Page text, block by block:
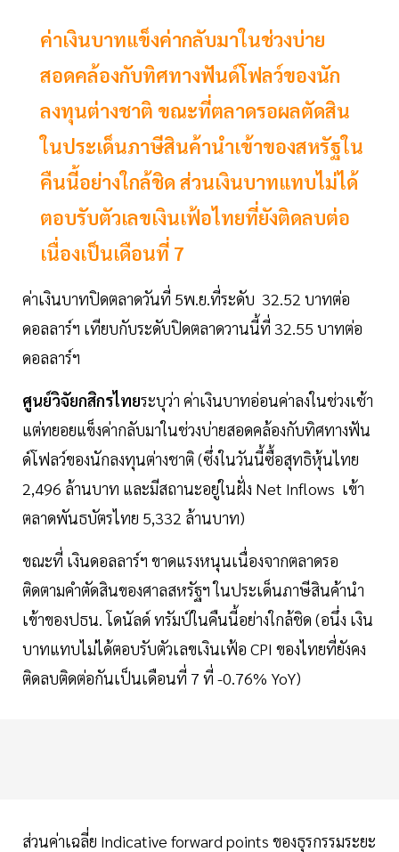
ค่าเงินบาทแข็งค่ากลับมาในช่วงบ่าย
สอดคล้องกับทิศทางฟันด์โฟลว์ของนัก
ลงทุนต่างชาติ ขณะที่ตลาดรอผลตัดสิน
ในประเด็นภาษีสินค้านำเข้าของสหรัฐใน
คืนนี้อย่างใกล้ชิด ส่วนเงินบาทแทบไม่ได้
ตอบรับตัวเลขเงินเฟ้อไทยที่ยังติดลบต่อ
เนื่องเป็นเดือนที่ 7
ค่าเงินบาทปิดตลาดวันที่ 5พ.ย.ที่ระดับ 32.52 บาทต่อ
ดอลลาร์ฯ เทียบกับระดับปิดตลาดวานนี้ที่ 32.55 บาทต่อ
ดอลลาร์ฯ
ศูนย์วิจัยกสิกรไทยระบุว่า ค่าเงินบาทอ่อนค่าลงในช่วงเช้า
แต่ทยอยแข็งค่ากลับมาในช่วงบ่ายสอดคล้องกับทิศทางฟัน
ด์โฟลว์ของนักลงทุนต่างชาติ (ซึ่งในวันนี้ซื้อสุทธิหุ้นไทย
2,496 ล้านบาท และมีสถานะอยู่ในฝั่ง Net Inflows เข้า
ตลาดพันธบัตรไทย 5,332 ล้านบาท)
ขณะที่ เงินดอลลาร์ฯ ขาดแรงหนุนเนื่องจากตลาดรอ
ติดตามคำตัดสินของศาลสหรัฐฯ ในประเด็นภาษีสินค้านำ
เข้าของปธน. โดนัลด์ ทรัมป์ในคืนนี้อย่างใกล้ชิด (อนึ่ง เงิน
บาทแทบไม่ได้ตอบรับตัวเลขเงินเฟ้อ CPI ของไทยที่ยังคง
ติดลบติดต่อกันเป็นเดือนที่ 7 ที่ -0.76% YoY)
ส่วนค่าเฉลี่ย Indicative forward points ของธุรกรรมระยะ